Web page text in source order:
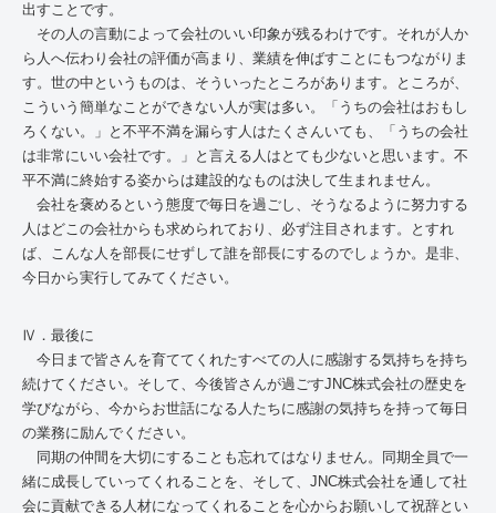
出すことです。
その人の言動によって会社のいい印象が残るわけです。それが人か
ら人へ伝わり会社の評価が高まり、業績を伸ばすことにもつながりま
す。世の中というものは、そういったところがあります。ところが、
こういう簡単なことができない人が実は多い。「うちの会社はおもし
ろくない。」と不平不満を漏らす人はたくさんいても、「うちの会社
は非常にいい会社です。」と言える人はとても少ないと思います。不
平不満に終始する姿からは建設的なものは決して生まれません。
会社を褒めるという態度で毎日を過ごし、そうなるように努力する
人はどこの会社からも求められており、必ず注目されます。とすれ
ば、こんな人を部長にせずして誰を部長にするのでしょうか。是非、
今日から実行してみてください。
Ⅳ．最後に
今日まで皆さんを育ててくれたすべての人に感謝する気持ちを持ち
続けてください。そして、今後皆さんが過ごすJNC株式会社の歴史を
学びながら、今からお世話になる人たちに感謝の気持ちを持って毎日
の業務に励んでください。
同期の仲間を大切にすることも忘れてはなりません。同期全員で一
緒に成長していってくれることを、そして、 JNC株式会社を通して社
会に貢献できる人材になってくれることを心からお願いして祝辞とい